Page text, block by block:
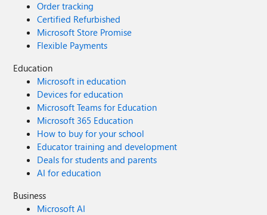
Order tracking
Certified Refurbished
Microsoft Store Promise
Flexible Payments
Education
Microsoft in education
Devices for education
Microsoft Teams for Education
Microsoft 365 Education
How to buy for your school
Educator training and development
Deals for students and parents
AI for education
Business
Microsoft AI